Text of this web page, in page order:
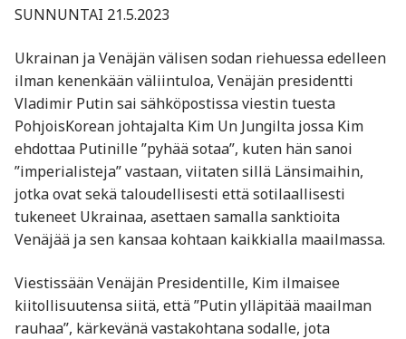
SUNNUNTAI 21.5.2023
Ukrainan ja Venäjän välisen sodan riehuessa edelleen
ilman kenenkään väliintuloa, Venäjän presidentti
Vladimir Putin sai sähköpostissa viestin tuesta
PohjoisKorean johtajalta Kim Un Jungilta jossa Kim
ehdottaa Putinille ”pyhää sotaa”, kuten hän sanoi
”imperialisteja” vastaan, viitaten sillä Länsimaihin,
jotka ovat sekä taloudellisesti että sotilaallisesti
tukeneet Ukrainaa, asettaen samalla sanktioita
Venäjää ja sen kansaa kohtaan kaikkialla maailmassa.
Viestissään Venäjän Presidentille, Kim ilmaisee
kiitollisuutensa siitä, että ”Putin ylläpitää maailman
rauhaa”, kärkevänä vastakohtana sodalle, jota